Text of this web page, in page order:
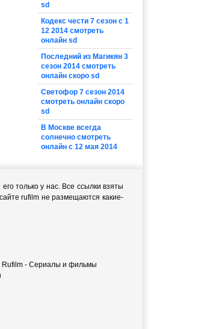
sd
Кодекс чести 7 сезон с 1
12 2014 смотреть
онлайн sd
Последний из Магикян 3
сезон 2014 смотреть
онлайн скоро sd
Светофор 7 сезон 2014
смотреть онлайн скоро
sd
В Москве всегда
солнечно смотреть
онлайн с 12 мая 2014
только у нас. Все ссылки взяты
rufilm не размещаются какие-
Rufilm - Сериалы и фильмы